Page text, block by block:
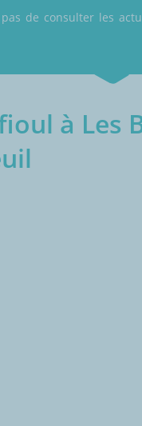
de consulter les
à Les